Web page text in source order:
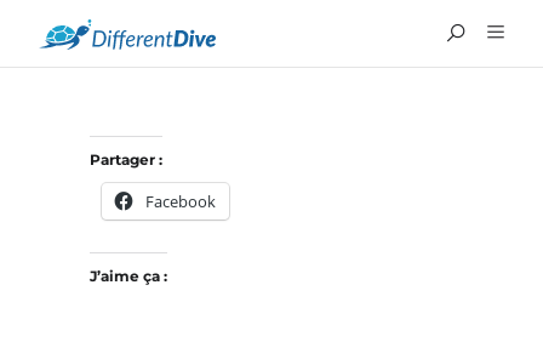
Partager :
Facebook
J’aime ça :